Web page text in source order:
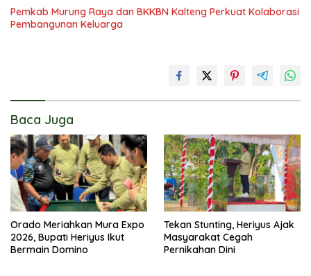
Pemkab Murung Raya dan BKKBN Kalteng Perkuat Kolaborasi
Pembangunan Keluarga
Baca Juga
Orado Meriahkan Mura Expo
2026, Bupati Heriyus Ikut
Bermain Domino
Tekan Stunting, Heriyus Ajak
Masyarakat Cegah
Pernikahan Dini